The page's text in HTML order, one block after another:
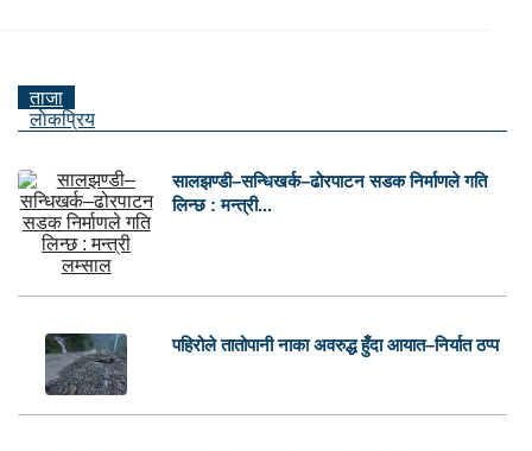
ताजा
लाेकप्रिय
सालझण्डी–सन्धिखर्क–ढोरपाटन सडक निर्माणले गति
लिन्छ : मन्त्री...
पहिरोले तातोपानी नाका अवरुद्ध हुँदा आयात–निर्यात ठप्प